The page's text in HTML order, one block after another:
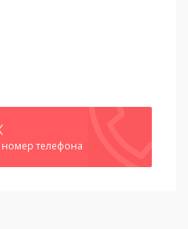
телефона